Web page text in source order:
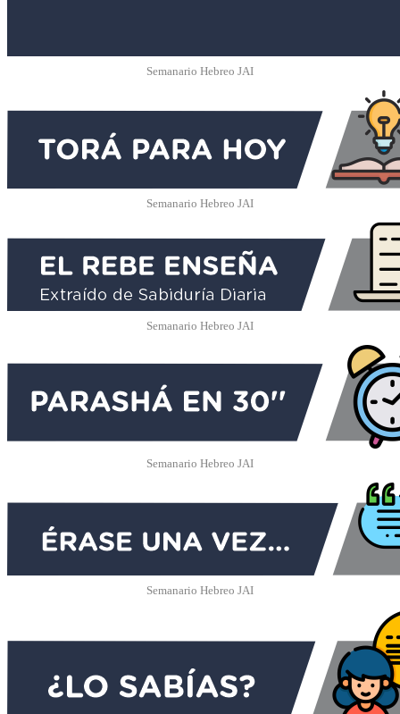
Semanario Hebreo JAI
Semanario Hebreo JAI
Semanario Hebreo JAI
Semanario Hebreo JAI
Semanario Hebreo JAI